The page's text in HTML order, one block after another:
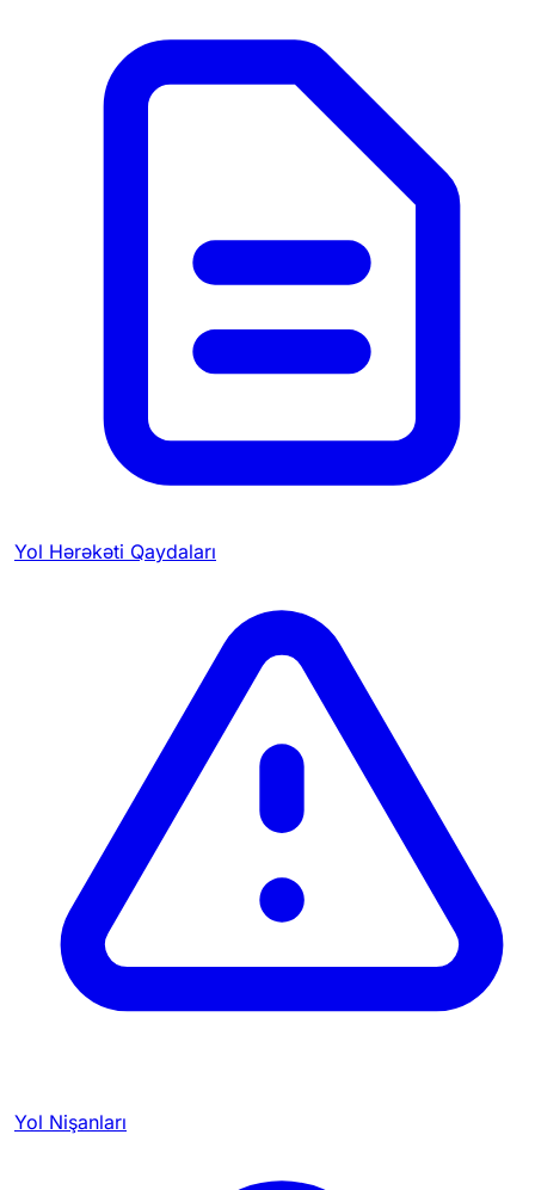
Yol Hərəkəti Qaydaları
Yol Nişanları